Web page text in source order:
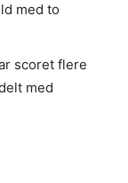
med to
scoret flere
med